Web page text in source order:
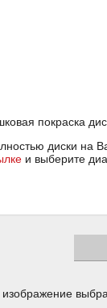
покраска
диски на
и выберите